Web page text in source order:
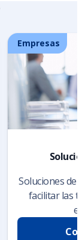
Empresas
Soluciones de
facilitar las